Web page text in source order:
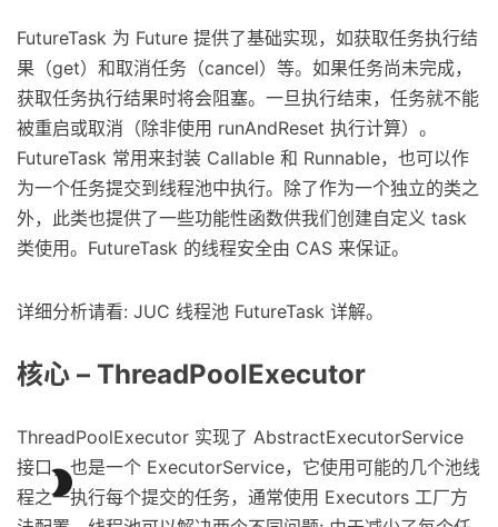

FutureTask 为 Future 提供了基础实现，如获取任务执行结
果（get）和取消任务（cancel）等。如果任务尚未完成，
获取任务执行结果时将会阻塞。一旦执行结束，任务就不能
被重启或取消（除非使用 runAndReset 执行计算）。
FutureTask 常用来封装 Callable 和 Runnable，也可以作
为一个任务提交到线程池中执行。除了作为一个独立的类之
外，此类也提供了一些功能性函数供我们创建自定义 task
类使用。FutureTask 的线程安全由 CAS 来保证。
详细分析请看: JUC 线程池 FutureTask 详解。
核心 – ThreadPoolExecutor
ThreadPoolExecutor 实现了 AbstractExecutorService
接口，也是一个 ExecutorService，它使用可能的几个池线
程之一执行每个提交的任务，通常使用 Executors 工厂方